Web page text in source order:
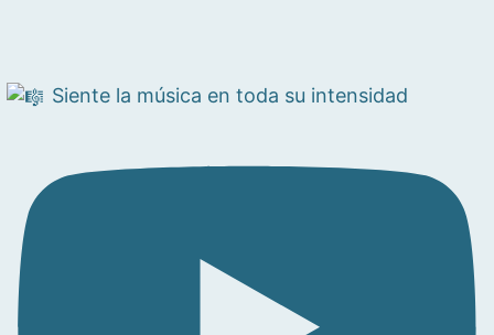
Siente la música en toda su intensidad